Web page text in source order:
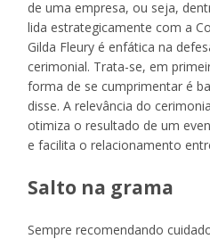
de uma empresa, ou seja,
lida estrategicamente com a
Gilda Fleury é enfática na
cerimonial. Trata-se, em
forma de se cumprimentar é
disse. A relevância do
otimiza o resultado de um
e facilita o relacionamento
Salto na grama
Sempre recomendando